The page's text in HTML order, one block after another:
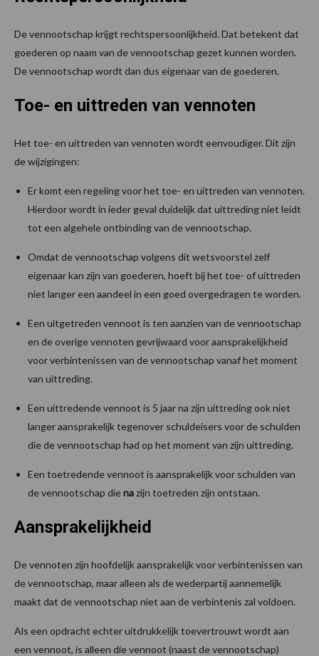
De vennootschap krijgt rechtspersoonlijkheid. Dat betekent dat
goederen op naam van de vennootschap gezet kunnen worden.
De vennootschap wordt dan dus eigenaar van de goederen.
Toe- en uittreden van vennoten
Het toe- en uittreden van vennoten wordt eenvoudiger. Dit zijn
de wijzigingen:
Er komt een regeling voor het toe- en uittreden van vennoten.
Hierdoor wordt in ieder geval duidelijk dat uittreding niet leidt
tot een algehele ontbinding van de vennootschap.
Omdat de vennootschap volgens dit wetsvoorstel zelf
eigenaar kan zijn van goederen, hoeft bij het toe- of uittreden
niet langer een aandeel in een goed overgedragen te worden.
Een uitgetreden vennoot is ten aanzien van de vennootschap
en de overige vennoten gevrijwaard voor aansprakelijkheid
voor verbintenissen van de vennootschap vanaf het moment
van uittreding.
Een uittredende vennoot is 5 jaar na zijn uittreding ook niet
langer aansprakelijk tegenover schuldeisers voor de schulden
die de vennootschap had op het moment van zijn uittreding.
Een toetredende vennoot is aansprakelijk voor schulden van
de vennootschap dienazijn toetreden zijn ontstaan.
Aansprakelijkheid
De vennoten zijn hoofdelijk aansprakelijk voor verbintenissen van
de vennootschap, maar alleen als de wederpartij aannemelijk
maakt dat de vennootschap niet aan de verbintenis zal voldoen.
Als een opdracht echter uitdrukkelijk toevertrouwt wordt aan
een vennoot, is alleen die vennoot (naast de vennootschap)